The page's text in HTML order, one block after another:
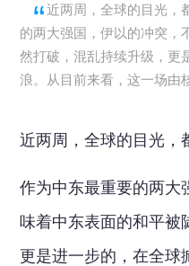
近两周，全球的目光，
的两大强国，伊以的冲突，
然打破，混乱持续升级，更
浪。从目前来看，这一场由
近两周，全球的目光，
作为中东最重要的两大
味着中东表面的和平被
更是进一步的，在全球